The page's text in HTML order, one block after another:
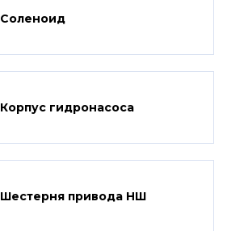
Соленоид
Корпус гидронасоса
Шестерня привода НШ